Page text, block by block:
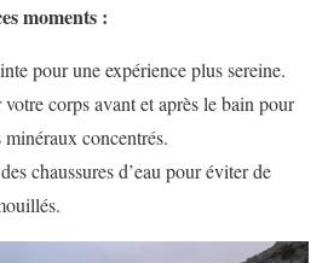
moments :
pour une expérience plus sereine.
corps avant et après le bain pour
concentrés.
chaussures d’eau pour éviter de